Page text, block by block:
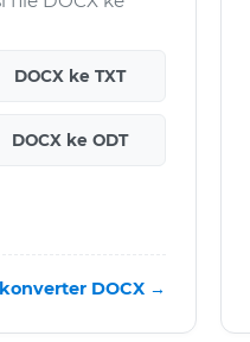
DOCX ke TXT
DOCX ke ODT
DOCX →